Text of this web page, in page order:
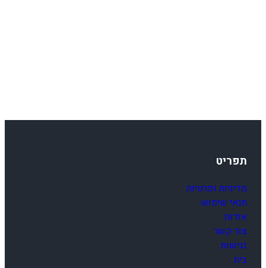
תפריט
מדיניות ופרטיות
תנאי שימוש
אודות
צור קשר
נגישות
בית